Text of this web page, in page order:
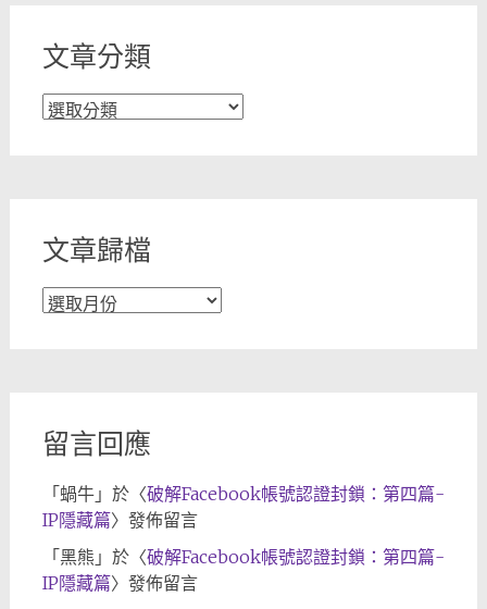
文章分類
文
文章歸檔
文
留言回應
「 蝸牛」於〈破解Facebook帳號認證封鎖：第四篇-
IP隱藏篇〉發佈留言
「 黑熊 」於〈破解Facebook帳號認證封鎖：第四篇-
IP隱藏篇〉發佈留言